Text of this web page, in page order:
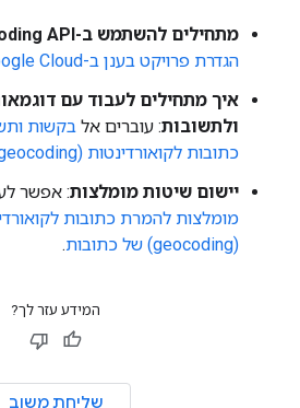
מתחילים להשתמש ב-Geocoding API
הגדרת פרויקט בענן ב-Google Cloud
איך מתחילים לעבוד עם
ולתשובות: עוברים אל בקשות
כתובות לקואורדינטות (geocoding)
יישום שיטות מומלצות: אפשר
מומלצות להמרת כתובות
(geocoding) של כתובות
.
המידע עזר לך?
שליחת משוב